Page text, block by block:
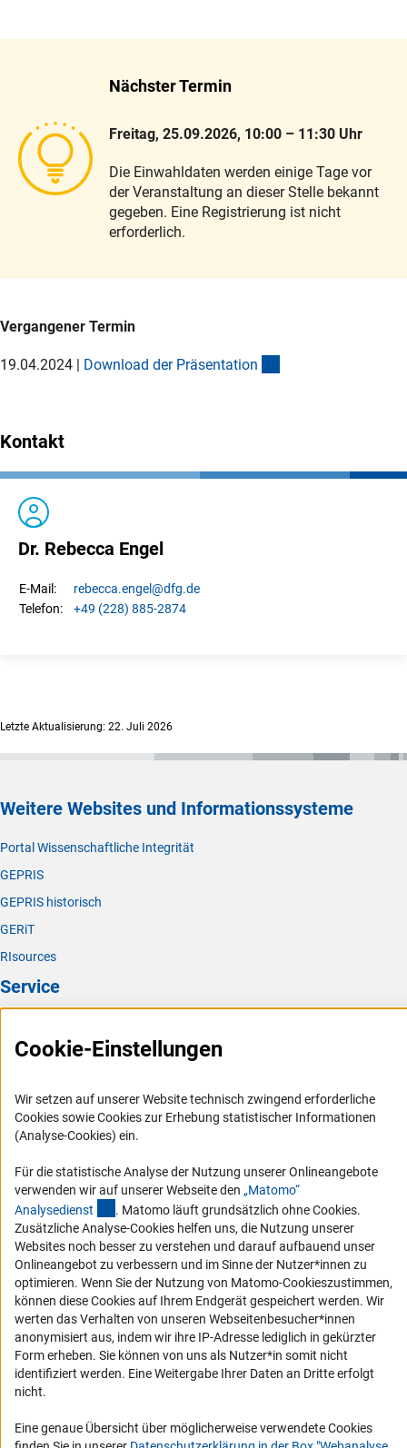
Nächster Termin
Freitag, 25.09.2026, 10:00 – 11:30 Uhr
Die Einwahldaten werden einige Tage vor
der Veranstaltung an dieser Stelle bekannt
gegeben. Eine Registrierung ist nicht
erforderlich.
Vergangener Termin
19.04.2024 | Download der Präsentation
Kontakt
Dr. Rebecca Engel
E-Mail: rebecca.engel@dfg.de
Telefon:
+49 (228) 885-2874
Letzte Aktualisierung: 22. Juli 2026
Weitere Websites und Informationssysteme
Portal Wissenschaftliche Integrität
GEPRIS
GEPRIS historisch
GERiT
RIsources
Service
FAQ
Logo und Corporate Design
RSS-Feeds
Vergabeverfahren
Barrierefreiheit
Service und Informationen für Menschen mit Behinderungen
Erklärung zur Barrierefreiheit
Barriere melden
DFG-aktuell
Erhalten Sie Neuigkeiten aus der DFG direkt in Ihr Mailpostfach oder
schauen Sie sich die Ausgaben online an.
Cookie-Einstellungen
Wir setzen auf unserer Website technisch zwingend erforderliche
Cookies sowie Cookies zur Erhebung statistischer Informationen
(Analyse-Cookies) ein.
Für die statistische Analyse der Nutzung unserer Onlineangebote
verwenden wir auf unserer Webseite den „Matomo“
Analysedienst (externer Link)
. Matomo läuft grundsätzlich ohne Cookies.
Zusätzliche Analyse-Cookies helfen uns, die Nutzung unserer
Websites noch besser zu verstehen und darauf aufbauend unser
Onlineangebot zu verbessern und im Sinne der Nutzer*innen zu
optimieren. Wenn Sie der Nutzung von Matomo-Cookieszustimmen,
können diese Cookies auf Ihrem Endgerät gespeichert werden. Wir
werten das Verhalten von unseren Webseitenbesucher*innen
anonymisiert aus, indem wir ihre IP-Adresse lediglich in gekürzter
Form erheben. Sie können von uns als Nutzer*in somit nicht
identifiziert werden. Eine Weitergabe Ihrer Daten an Dritte erfolgt
nicht.
Eine genaue Übersicht über möglicherweise verwendete Cookies